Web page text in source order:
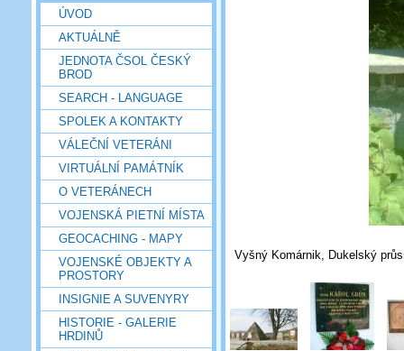
ÚVOD
AKTUÁLNĚ
JEDNOTA ČSOL ČESKÝ
BROD
SEARCH - LANGUAGE
SPOLEK A KONTAKTY
VÁLEČNÍ VETERÁNI
VIRTUÁLNÍ PAMÁTNÍK
O VETERÁNECH
VOJENSKÁ PIETNÍ MÍSTA
GEOCACHING - MAPY
VOJENSKÉ OBJEKTY A
PROSTORY
INSIGNIE A SUVENYRY
HISTORIE - GALERIE
HRDINŮ
Vyšný Komárnik, Dukelský